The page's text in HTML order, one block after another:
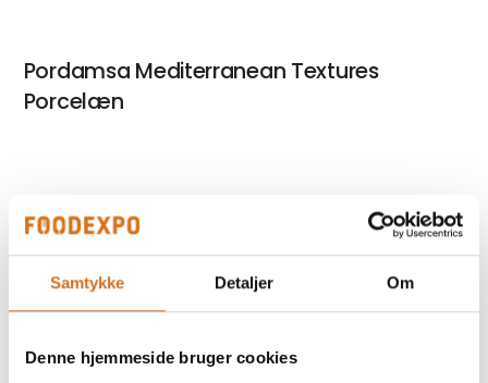
Samtykke Detaljer Om
Denne hjemmeside bruger cookies
Pordamsa Mediterranean Textures
Porcelæn
Zwiesel Krystalglas